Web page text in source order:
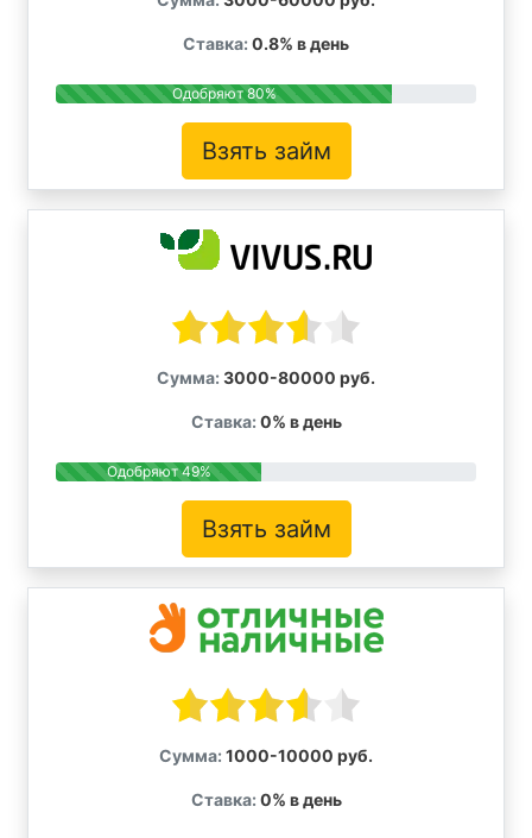
Ставка: 0.8% в день
Одобряют 80%
Взять займ
Сумма: 3000-80000 руб.
Ставка: 0% в день
Одобряют 49%
Взять займ
Сумма: 1000-10000 руб.
Ставка: 0% в день